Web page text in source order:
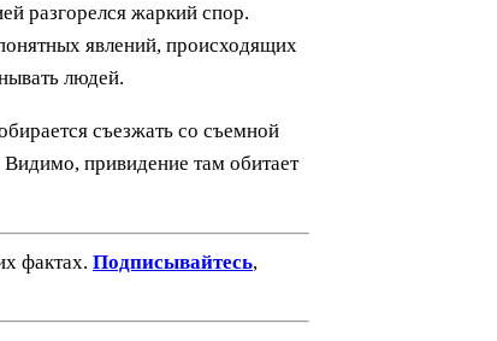
разгорелся жаркий спор.
явлений, происходящих
людей.
съезжать со съемной
привидение там обитает
фактах. Подписывайтесь,